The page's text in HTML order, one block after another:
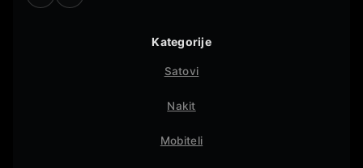
Kategorije
Satovi
Nakit
Mobiteli